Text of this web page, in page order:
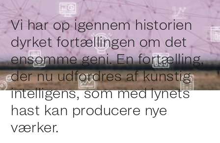
Vi har op igennem historien
dyrket fortællingen om det
ensomme geni. En fortælling,
der nu udfordres af kunstig
intelligens, som med lynets
hast kan producere nye
værker.